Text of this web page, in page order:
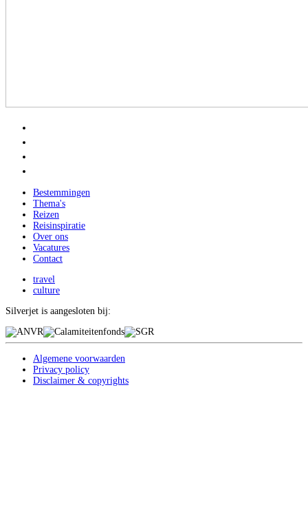
Bestemmingen
Thema's
Reizen
Reisinspiratie
Over ons
Vacatures
Contact
travel
culture
Silverjet is aangesloten bij:
Algemene voorwaarden
Privacy policy
Disclaimer & copyrights